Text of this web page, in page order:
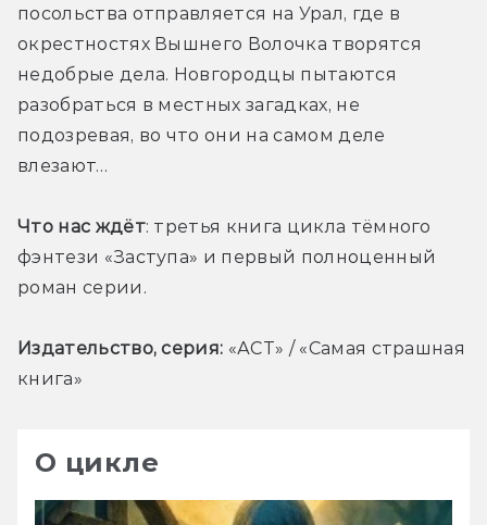
посольства отправляется на Урал, где в
окрестностях Вышнего Волочка творятся
недобрые дела. Новгородцы пытаются
разобраться в местных загадках, не
подозревая, во что они на самом деле
влезают…
Что нас ждёт: третья книга цикла тёмного
фэнтези «Заступа» и первый полноценный
роман серии.
Издательство, серия: «АСТ» / «Самая страшная
книга»
О цикле